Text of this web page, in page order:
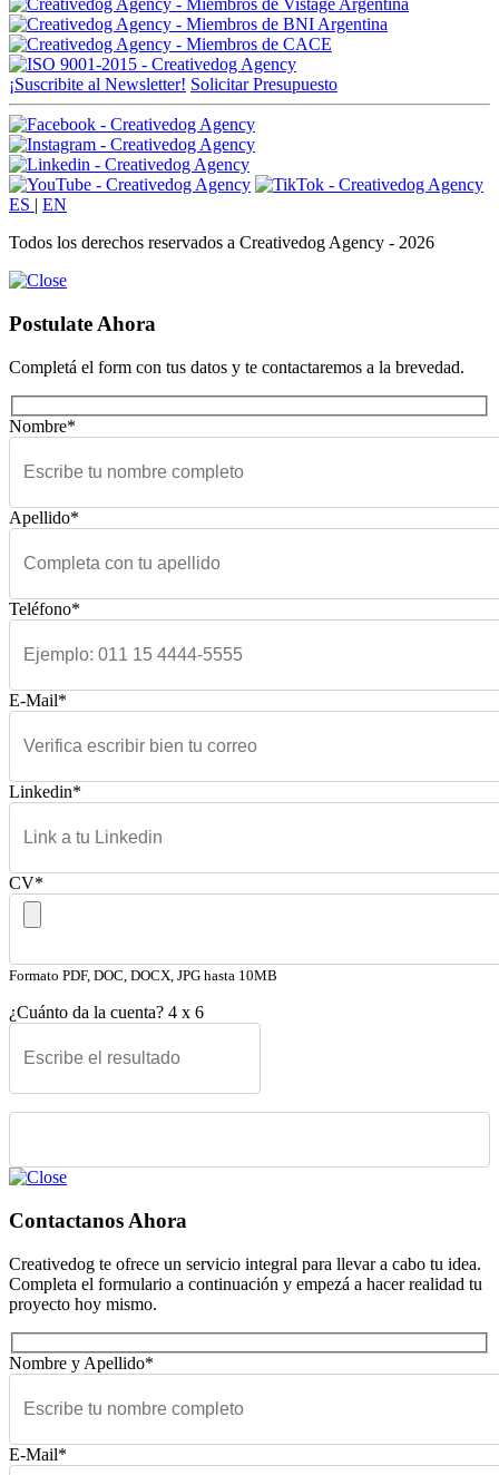
¡Suscribite al Newsletter! Solicitar Presupuesto
ES | EN
Todos los derechos reservados a Creativedog Agency - 2026
Postulate Ahora
Completá el form con tus datos y te contactaremos a la brevedad.
Nombre*
Apellido*
Teléfono*
E-Mail*
Linkedin*
CV*
Formato PDF, DOC, DOCX, JPG hasta 10MB
¿Cuánto da la cuenta? 4 x 6
Please leave this field empty.
Contactanos Ahora
Creativedog te ofrece un servicio integral para llevar a cabo tu idea.
Completa el formulario a continuación y empezá a hacer realidad tu
proyecto hoy mismo.
Nombre y Apellido*
E-Mail*